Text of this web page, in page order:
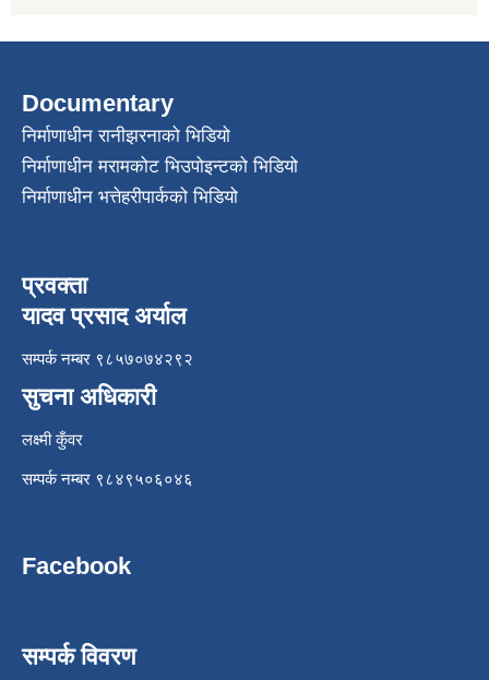
Documentary
निर्माणाधीन रानीझरनाको भिडियो
निर्माणाधीन मरामकोट भिउपोइन्टको भिडियो
निर्माणाधीन भत्तेहरीपार्कको भिडियो
प्रवक्ता
यादव प्रसाद अर्याल
सम्पर्क नम्बर ९८५७०७४२९२
सुचना अधिकारी
लक्ष्मी कुँवर
सम्पर्क नम्बर ९८४९५०६०४६
Facebook
सम्पर्क विवरण